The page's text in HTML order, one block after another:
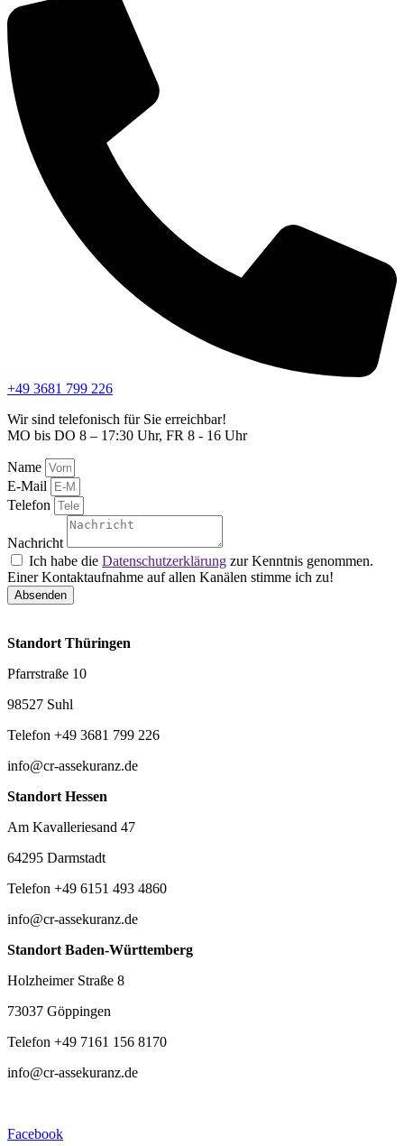
+49 3681 799 226
Wir sind telefonisch für Sie erreichbar!
MO bis DO 8 – 17:30 Uhr, FR 8 - 16 Uhr
Name
E-Mail
Telefon
Nachricht
Ich habe die Datenschutzerklärung zur Kenntnis genommen.
Einer Kontaktaufnahme auf allen Kanälen stimme ich zu!
Absenden
Standort Thüringen
Pfarrstraße 10
98527 Suhl
Telefon +49 3681 799 226
info@cr-assekuranz.de
Standort Hessen
Am Kavalleriesand 47
64295 Darmstadt
Telefon +49 6151 493 4860
info@cr-assekuranz.de
Standort Baden-Württemberg
Holzheimer Straße 8
73037 Göppingen
Telefon +49 7161 156 8170
info@cr-assekuranz.de
Facebook